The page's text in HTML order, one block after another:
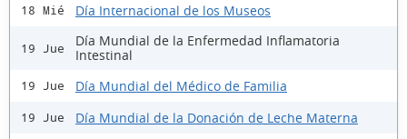
18 Mié Día Internacional de los Museos
19 Jue
Día Mundial de la Enfermedad Inflamatoria
Intestinal
19 Jue Día Mundial del Médico de Familia
19 Jue Día Mundial de la Donación de Leche Materna